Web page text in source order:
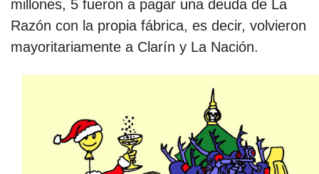
millones, 5 fueron a pagar una deuda de La
Razón con la propia fábrica, es decir, volvieron
mayoritariamente a Clarín y La Nación.